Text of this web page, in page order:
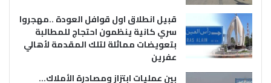
قبيل انطلاق اول قوافل العودة ..مهجروا
سري كانية ينظمون احتجاج للمطالبة
بتعويضات مماثلة لتلك المقدمة لأهالي
عفرين
بين عمليات ابتزاز ومصادرة الأملاك…